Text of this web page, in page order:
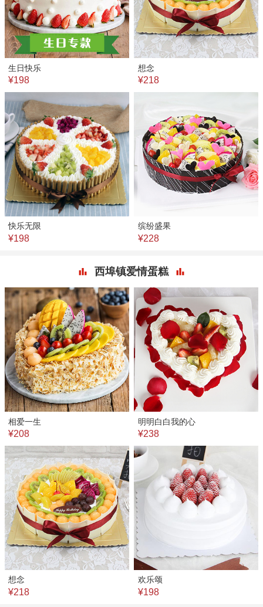
生日快乐
¥198
想念
¥218
快乐无限
¥198
缤纷盛果
¥228
西埠镇爱情蛋糕
相爱一生
¥208
明明白白我的心
¥238
想念
¥218
欢乐颂
¥198